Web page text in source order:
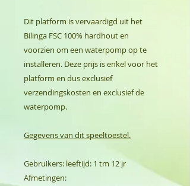
Dit platform is vervaardigd uit het
Bilinga FSC 100% hardhout en
voorzien om een waterpomp op te
installeren. Deze prijs is enkel voor het
platform en dus exclusief
verzendingskosten en exclusief de
waterpomp.
Gegevens van dit speeltoestel.
Gebruikers: leeftijd: 1 tm 12 jr
Afmetingen: